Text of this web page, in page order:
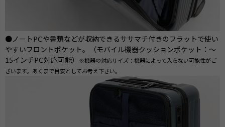
●ノートPCや書類などが収納できるササマチ付きのフラットで使い
やすいフロントポケット。（モバイル機器クッションポケット：～
15インチPC対応可能）
※機器の対応サイズ：機器によって入らない可能性がご
ざいます。あくまで目安としてお考え下さい。